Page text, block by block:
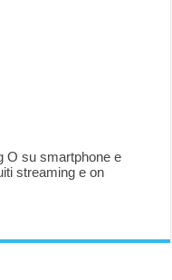
O su smartphone e
streaming e on